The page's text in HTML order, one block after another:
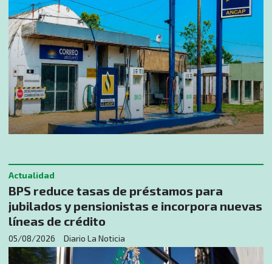
BPS reduce tasas de préstamos para
jubilados y pensionistas e incorpora nuevas
líneas de crédito
Diario La Noticia
Actualidad
05/08/2026